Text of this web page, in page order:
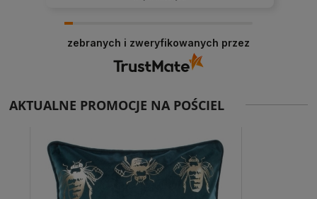
zebranych i zweryfikowanych przez
AKTUALNE PROMOCJE NA POŚCIEL